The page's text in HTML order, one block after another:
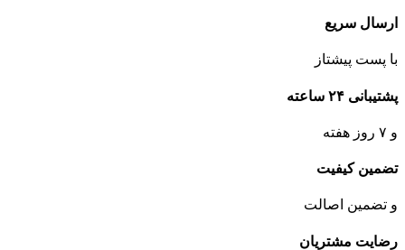
ارسال سریع
با پست پیشتاز
پشتیبانی ۲۴ ساعته
و ۷ روز هفته
تضمین کیفیت
و تضمین اصالت
رضایت مشتریان